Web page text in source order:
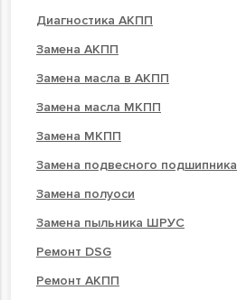
Диагностика АКПП
Замена АКПП
Замена масла в АКПП
Замена масла МКПП
Замена МКПП
Замена подвесного подшипника
Замена полуоси
Замена пыльника ШРУС
Ремонт DSG
Ремонт АКПП